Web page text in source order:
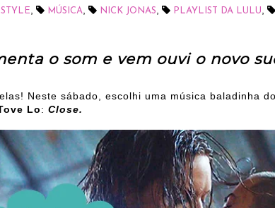
MÚSICA NICK JONAS PLAYLIST DA LULU
o som e vem ouvi o novo
Neste sábado, escolhi uma música baladinha do
Lo: Close.